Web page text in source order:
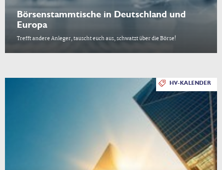
Börsenstammtische in Deutschland und
Europa
Trefft andere Anleger, tauscht euch aus, schwatzt über die Börse!
HV-KALENDER